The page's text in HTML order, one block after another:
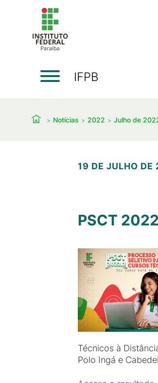
IFPB
Notícias 2022 Julho de
19 DE JULHO DE
PSCT
Técnicos à
Polo Ingá e